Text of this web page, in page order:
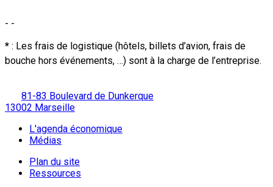
- -
* : Les frais de logistique (hôtels, billets d’avion, frais de
bouche hors événements, …) sont à la charge de l’entreprise.
81-83 Boulevard de Dunkerque
13002 Marseille
L'agenda économique
Médias
Plan du site
Ressources